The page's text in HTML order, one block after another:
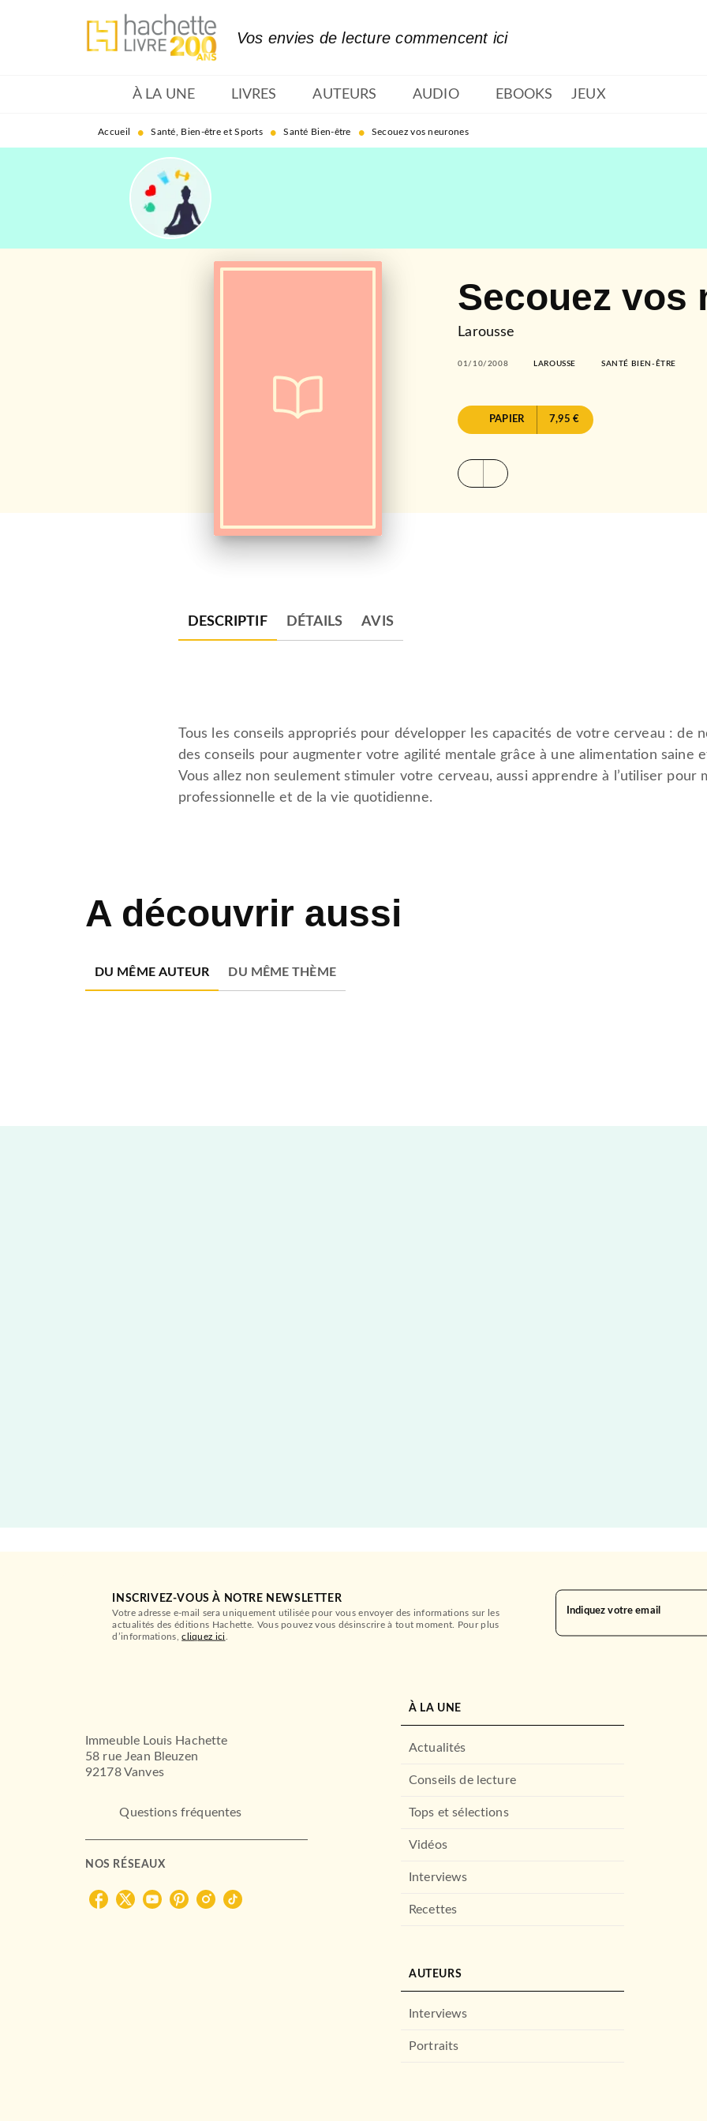
MENU RECHERCHE
Vos envies de lecture commencent ici
À LA UNE LIVRES AUTEURS AUDIO EBOOKS JEUX
Accueil • Santé, Bien-être et Sports • Santé Bien-être • Secouez vos neurones
Secouez vos
Larousse
01/10/2008 LAROUSSE SANTÉ BIEN-ÊTRE
PAPIER 7,95 €
DESCRIPTIF DÉTAILS AVIS
Tous les conseils appropriés pour développer les capacités de votre cerveau : de
des conseils pour augmenter votre agilité mentale grâce à une alimentation saine
Vous allez non seulement stimuler votre cerveau, aussi apprendre à l’utiliser pour
professionnelle et de la vie quotidienne.
A découvrir aussi
DU MÊME AUTEUR DU MÊME THÈME
INSCRIVEZ-VOUS À NOTRE NEWSLETTER
Votre adresse e-mail sera uniquement utilisée pour vous envoyer des informations sur les
actualités des éditions Hachette. Vous pouvez vous désinscrire à tout moment. Pour plus
d’informations,cliquez ici
Indiquez votre email
Immeuble Louis Hachette
58 rue Jean Bleuzen
92178 Vanves
Questions fréquentes
NOS RÉSEAUX
À LA UNE
Actualités
Conseils de lecture
Tops et sélections
Vidéos
Interviews
Recettes
AUTEURS
Interviews
Portraits